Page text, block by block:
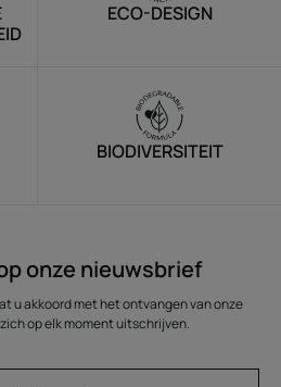
ECO-DESIGN
BIODIVERSITEIT
onze nieuwsbrief
u akkoord met het ontvangen van onze
op elk moment uitschrijven.